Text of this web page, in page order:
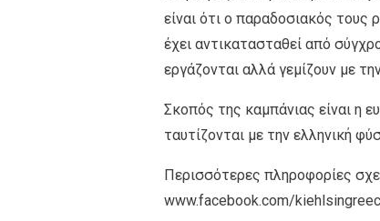
είναι ότι ο παραδοσιακός
έχει αντικατασταθεί από
εργάζονται αλλά γεμίζουν με
Σκοπός της καμπάνιας είναι η
ταυτίζονται με την ελληνική
Περισσότερες πληροφορίες
www.facebook.com/